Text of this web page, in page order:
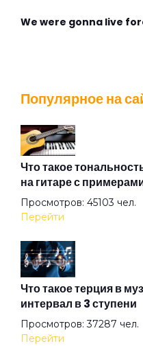
We were gonna live
Алиса
Алмазная душа
Амазонка
Ангел на свече
Популярное на
Что такое
на гитаре с
Просмотров: 45103 чел.
Перейти
Что такое терция в
интервал в 3 ступени
Просмотров: 37287 чел.
Перейти